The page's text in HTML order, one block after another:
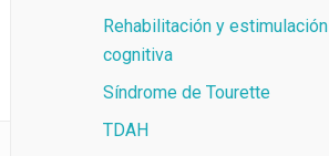
Rehabilitación y estimulación
cognitiva
Síndrome de Tourette
TDAH